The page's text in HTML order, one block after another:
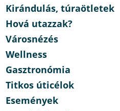
Kirándulás, túraötletek
Hová utazzak?
Városnézés
Wellness
Gasztronómia
Titkos úticélok
Események